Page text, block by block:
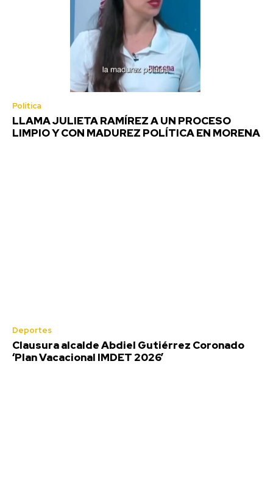
Política
LLAMA JULIETA RAMÍREZ A UN PROCESO
LIMPIO Y CON MADUREZ POLÍTICA EN MORENA
Deportes
Clausura alcalde Abdiel Gutiérrez Coronado
‘Plan Vacacional IMDET 2026’